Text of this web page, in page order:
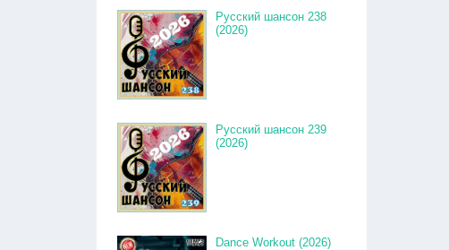
Русский шансон 238
(2026)
Русский шансон 239
(2026)
Dance Workout (2026)